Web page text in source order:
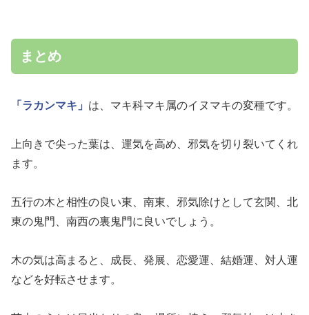
まとめ
「ラカンマキ」 は、マキ科マキ属のイヌマキの変種です。
上向きで尖った葉は、運気を高め、邪気を切り裂いてくれ
ます。
五行の木と相性の良い東、南東、邪気除けとして玄関、北
東の鬼門、南西の裏鬼門に良いでしょう。
木の気は高まると、成長、発展、恋愛運、結婚運、対人運
などを好転させます。